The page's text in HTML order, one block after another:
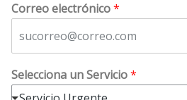
Correo electrónico*
Selecciona un Servicio*